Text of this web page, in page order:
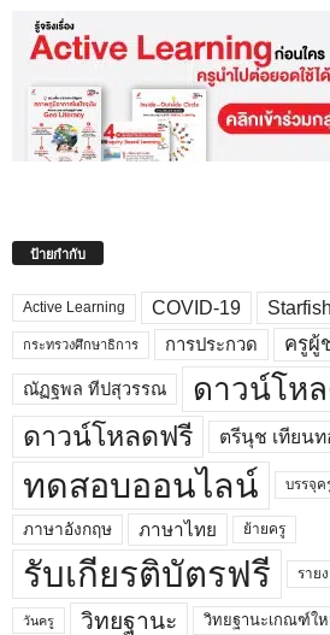
ป้ายกำกับ
Active Learning COVID-19
กระทรวงศึกษาธิการ การประกวด ครูผู้
ณัฏฐพล ทีปสุวรรณ ดาวน์โห
ดาวน์โหลดฟรี ตรีนุช เทียนท
ทดสอบออนไลน์ บรรจุค
ภาษาอังกฤษ ภาษาไทย ย้ายครู
รับเกียรติบัตรฟรี ราย
วันครู วิทยฐานะ วิทยฐานะเกณฑ์ใ